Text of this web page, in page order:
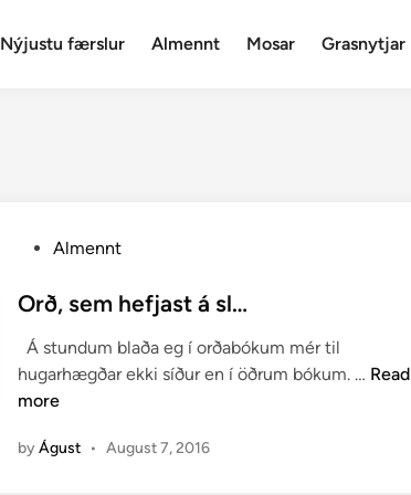
Nýjustu færslur Almennt Mosar Grasnytjar
s
d
i
Almennt
Orð, sem hefjast á sl…
Á stundum blaða eg í orðabókum mér til
hugarhægðar ekki síður en í öðrum bókum. … O
Read
more
byÁgust • August 7, 2016